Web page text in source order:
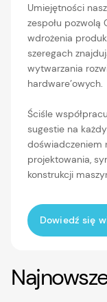
Umiejętności
zespołu pozwolą
wdrożenia
szeregach
wytwarzania
hardware’owych.
Ściśle
sugestie na
doświadczeniem
projektowania,
konstrukcji
Dowiedź się